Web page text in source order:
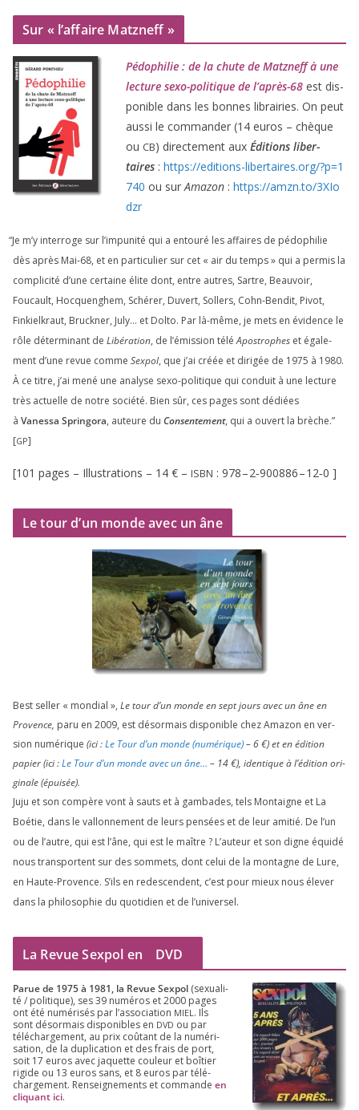
Sur « l’affaire Matzneff »
Pédophilie : de la chute de Matzneff à une
lec­ture sexo-poli­tique de l’après-68 est dis­
po­nible dans les bonnes librai­ries. On peut
aus­si le com­man­der (14 euros – chèque
ou CB) direc­te­ment aux Éditions liber­
taires : https://​edi​tions​-liber​taires​.org/​?​p​=​1
740 ou surAmazon : https://​amzn​.to/​3​X​I​o​
dzr
“Je m’y inter­roge sur l’impunité qui a entou­ré les affaires de pédo­phi­lie
dès après Mai-68, et en par­ti­cu­lier sur cet « air du temps » qui a per­mis la
com­pli­ci­té d’une cer­taine élite dont, entre autres, Sartre, Beauvoir,
Foucault, Hocquenghem, Schérer, Duvert, Sollers, Cohn-Bendit, Pivot,
Finkielkraut, Bruckner, July… et Dolto. Par là-même, je mets en évi­dence le
rôle déter­mi­nant de Libération, de l’émission téléApostrophes et éga­le­
ment d’une revue comme Sexpol, que j’ai créée et diri­gée de 1975 à 1980.
À ce titre, j’ai mené une ana­lyse sexo-poli­tique qui conduit à une lec­ture
très actuelle de notre socié­té. Bien sûr, ces pages sont dédiées
à Vanessa Springora, auteure du Consentement, qui a ouvert la brèche.”
[GP]
[101 pages – Illustrations – 14 € – ISBN : 978–2‑900886–12‑0 ]
Le tour d’un monde avec un âne
Best sel­ler « mon­dial », Le tour d’un monde en sept jours avec un âne en
Provence, paru en 2009, est désor­mais dis­po­nible chez Amazon en ver­
sion numé­rique (ici :Le Tour d’un monde (numé­rique)–6€) et en édi­tion
papier (ici :Le Tour d’un monde avec un âne… – 14€), iden­tique à l’é­di­tion ori­
gi­nale (épui­sée).
Juju et son com­père vont à sauts et à gam­bades, tels Montaigne et La
Boétie, dans le val­lon­ne­ment de leurs pen­sées et de leur ami­tié. De l’un
ou de l’autre, qui est l’âne, qui est le maître ? L’auteur et son digne équi­dé
nous trans­portent sur des som­mets, dont celui de la mon­tagne de Lure,
en Haute-Provence. S’ils en redes­cendent, c’est pour mieux nous éle­ver
dans la phi­lo­so­phie du quo­ti­dien et de l’universel.
La Revue Sexpol en DVD
Parue de 1975à 1981, la Revue Sex­pol (sexua­li­
té /​ poli­tique), ses39 numé­ros et2000 pages
ont été numé­ri­sés par l’as­so­cia­tion MIEL . Ils
sont désor­mais dis­po­nibles en DVD ou par
télé­char­ge­ment, au prix coû­tant de la numé­ri­
sa­tion, de la dupli­ca­tion et des frais de port,
soit 17 euros avec jaquette cou­leur et boî­tier
rigide ou 13 euros sans, et 8 euros par télé­
char­ge­ment. Ren­sei­gne­ments et com­mande en
cli­quant ici.